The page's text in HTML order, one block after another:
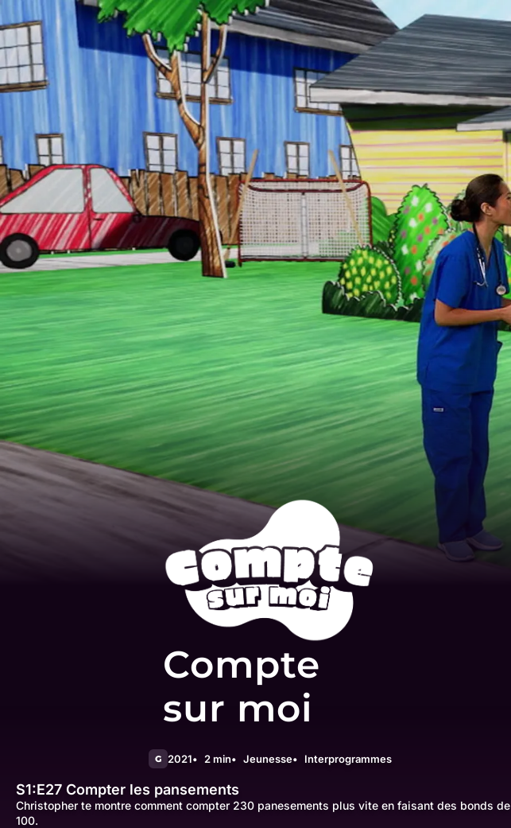
Compte
sur moi
G 2021 2 min Jeunesse Interprogrammes
S1:E27 Compter les pansements
Christopher te montre comment compter 230 panesements plus vite en faisant des bonds de
100.